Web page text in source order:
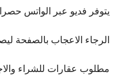
يتوفر فديو عبر الواتس
الرجاء الاعجاب بالصفحة
مطلوب عقارات للشراء